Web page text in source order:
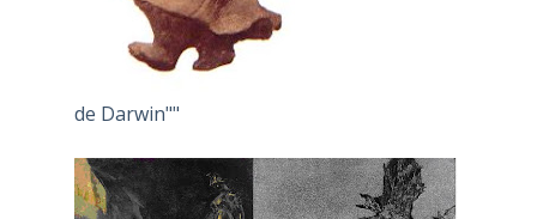
de Darwin""